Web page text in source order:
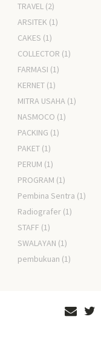
TRAVEL (2)
ARSITEK (1)
CAKES (1)
COLLECTOR (1)
FARMASI (1)
KERNET (1)
MITRA USAHA (1)
NASMOCO (1)
PACKING (1)
PAKET (1)
PERUM (1)
PROGRAM (1)
Pembina Sentra (1)
Radiografer (1)
STAFF (1)
SWALAYAN (1)
pembukuan (1)